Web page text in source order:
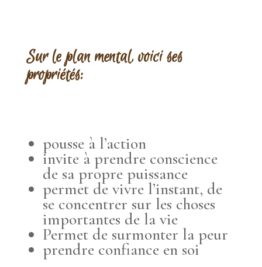
Sur le plan mental, voici ses
propriétés:
pousse à l’action
invite à prendre conscience
de sa propre puissance
permet de vivre l’instant, de
se concentrer sur les choses
importantes de la vie
Permet de surmonter la peur
prendre confiance en soi